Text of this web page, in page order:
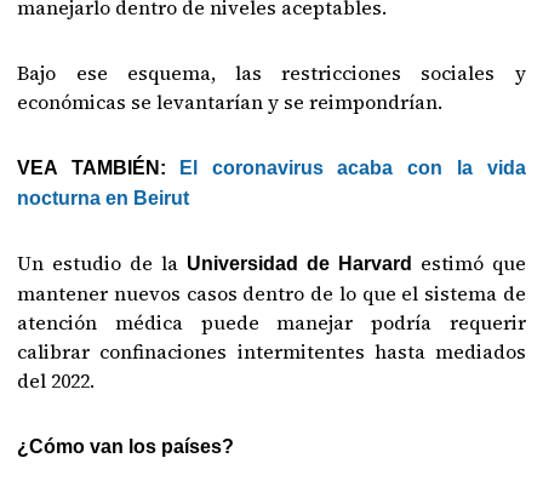
manejarlo dentro de niveles aceptables.
Bajo ese esquema, las restricciones sociales y
económicas se levantarían y se reimpondrían.
VEA TAMBIÉN:
El coronavirus acaba con la vida
nocturna en Beirut
Un estudio de la Universidad de Harvard
estimó que
mantener nuevos casos dentro de lo que el sistema de
atención médica puede manejar podría requerir
calibrar confinaciones intermitentes hasta mediados
del 2022.
¿Cómo van los países?